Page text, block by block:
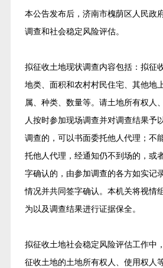
本公告发布后，济南市槐荫区人民政
调查和社会稳定风险评估。
拟征收土地现状调查内容包括：拟征
地类、面积和农村村民住宅、其他地
属、种类、数量等。请土地所有权人
人按时参加现场调查并对调查结果予
调查的，可以书面委托他人代理；不
托他人代理，经通知仍不到场的，或
字确认的，由参加调查的各方如实记
情况并共同签字确认。本机关将视情
为以及调查结果进行证据保全。
拟征收土地社会稳定风险评估工作中
征收土地的土地所有权人、使用权人